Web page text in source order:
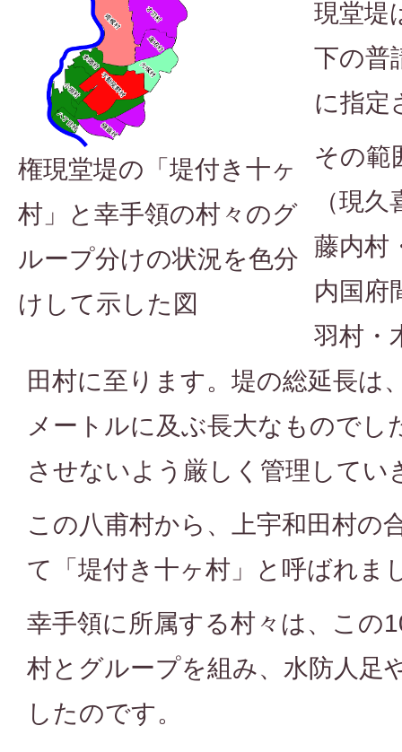
権現堂堤の「堤付き十ヶ
村」と幸手領の村々のグ
ループ分けの状況を色分
けして示した図
現堂堤
下の普
に指定
その範
（現
藤内村
内国府
羽村・
田村に至ります。堤の総延長は
メートルに及ぶ長大なものでし
させないよう厳しく管理してい
この八甫村から、上宇和田村の
て「堤付き十ヶ村」と呼ばれま
幸手領に所属する村々は、この
村とグループを組み、水防人足
したのです。